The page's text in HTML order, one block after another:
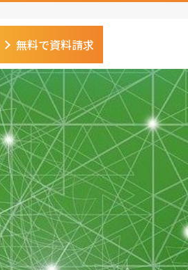
無料で資料請求